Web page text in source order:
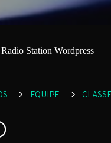
Station Wordpress
EQUIPE